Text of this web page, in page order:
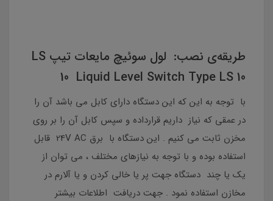
طریقه‌ی نصب: لول سوئیچ مایعات تیپ LS
10 Liquid Level Switch Type LS 10
با توجه به این که این دستگاه دارای کابل می باشد آن را
در عمقی که نیاز داریم قرارداده و سپس کابل آن را بر روی
مخزن ثابت می کنیم . این دستگاه با برق 24V AC قابل
استفاده بوده و با توجه به نیازهای مختلف ، می توان از
یک یا چند دستگاه جهت پر یا خالی کردن و یا آلارم در
مخازن استفاده نمود . جهت دریافت اطلاعات بیشتر